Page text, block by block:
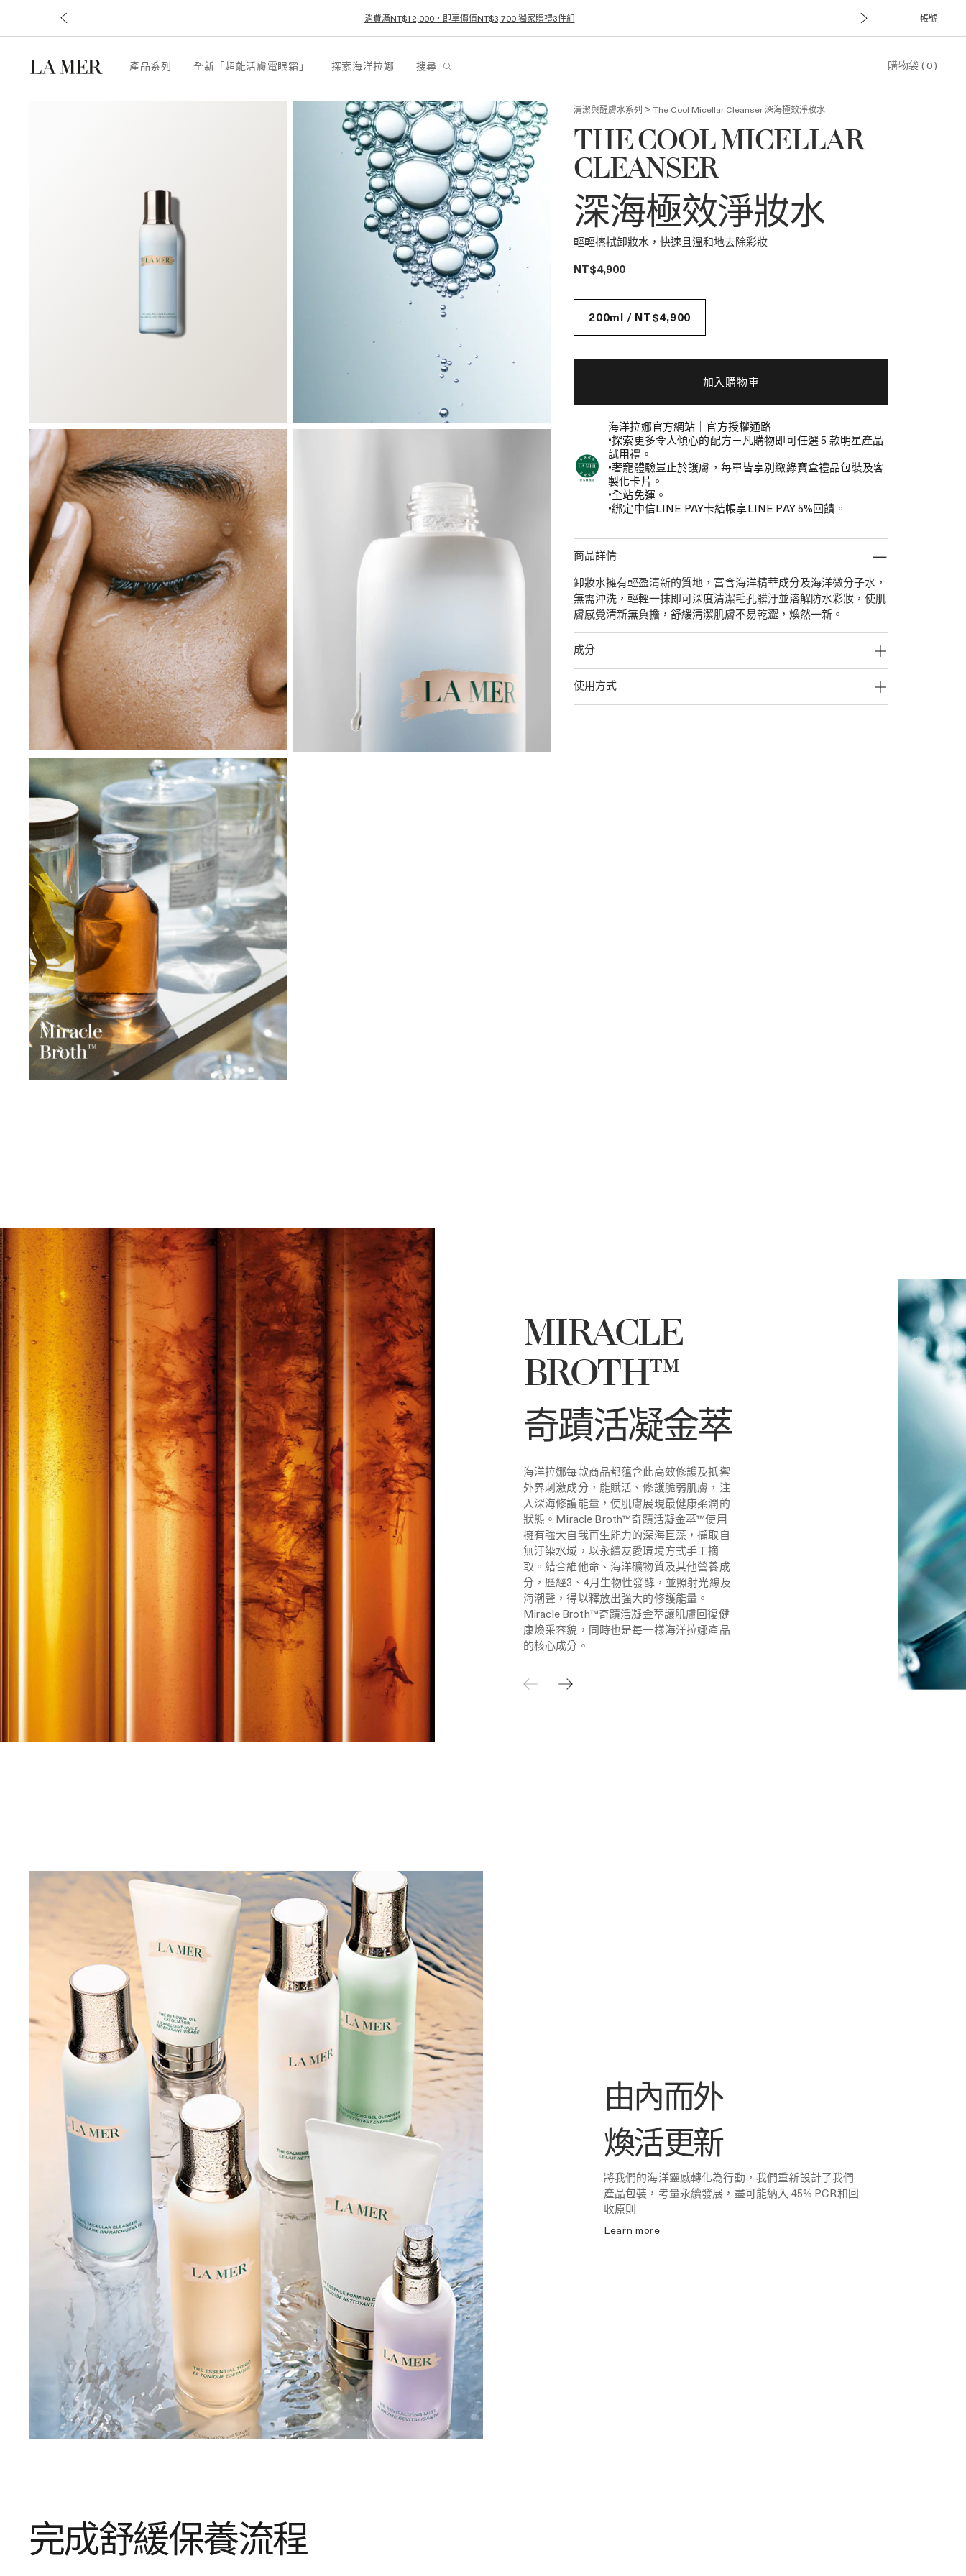
消費滿NT$12,000，即享價值NT$3,700 獨家贈禮3件組 帳號
產品系列 全新「超能活膚電眼霜」 探索海洋拉娜 搜尋 購物袋(0)
清潔與醒膚水系列 >The Cool Micellar Cleanser深海極效淨妝水
THE COOL MICELLAR
CLEANSER
深海極效淨妝水
輕輕擦拭卸妝水，快速且溫和地去除彩妝
NT$4,900
200ml / NT$4,900
加入購物車
海洋拉娜官方網站｜官方授權通路
•探索更多令人傾心的配方－凡購物即可任選 5 款明星產品
試用禮。
•奢寵體驗豈止於護膚，每單皆享別緻綠寶盒禮品包裝及客
製化卡片。
•全站免運。
•綁定中信LINE PAY卡結帳享LINE PAY 5%回饋。
商品詳情
卸妝水擁有輕盈清新的質地，富含海洋精華成分及海洋微分子水，
無需沖洗，輕輕一抹即可深度清潔毛孔髒汙並溶解防水彩妝，使肌
膚感覺清新無負擔，舒緩清潔肌膚不易乾澀，煥然一新。
成分
使用方式
MIRACLE
BROTH™
奇蹟活凝金萃
海洋拉娜每款商品都蘊含此高效修護及抵禦
外界刺激成分，能賦活、修護脆弱肌膚，注
入深海修護能量，使肌膚展現最健康柔潤的
狀態。Miracle Broth™奇蹟活凝金萃™使用
擁有強大自我再生能力的深海巨藻，擷取自
無汙染水域，以永續友愛環境方式手工摘
取。結合維他命、海洋礦物質及其他營養成
分，歷經3、4月生物性發酵，並照射光線及
海潮聲，得以釋放出強大的修護能量。
Miracle Broth™奇蹟活凝金萃讓肌膚回復健
康煥采容貌，同時也是每一樣海洋拉娜產品
的核心成分。
由內而外
煥活更新
將我們的海洋靈感轉化為行動，我們重新設計了我們
產品包裝，考量永續發展，盡可能納入 45% PCR和回
收原則
learn more
完成舒緩保養流程